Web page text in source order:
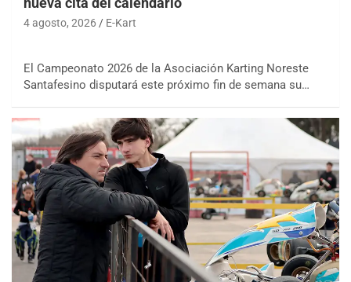
4 agosto, 2026 E-Kart
El Campeonato 2026 de la Asociación Karting Noreste
Santafesino disputará este próximo fin de semana su…